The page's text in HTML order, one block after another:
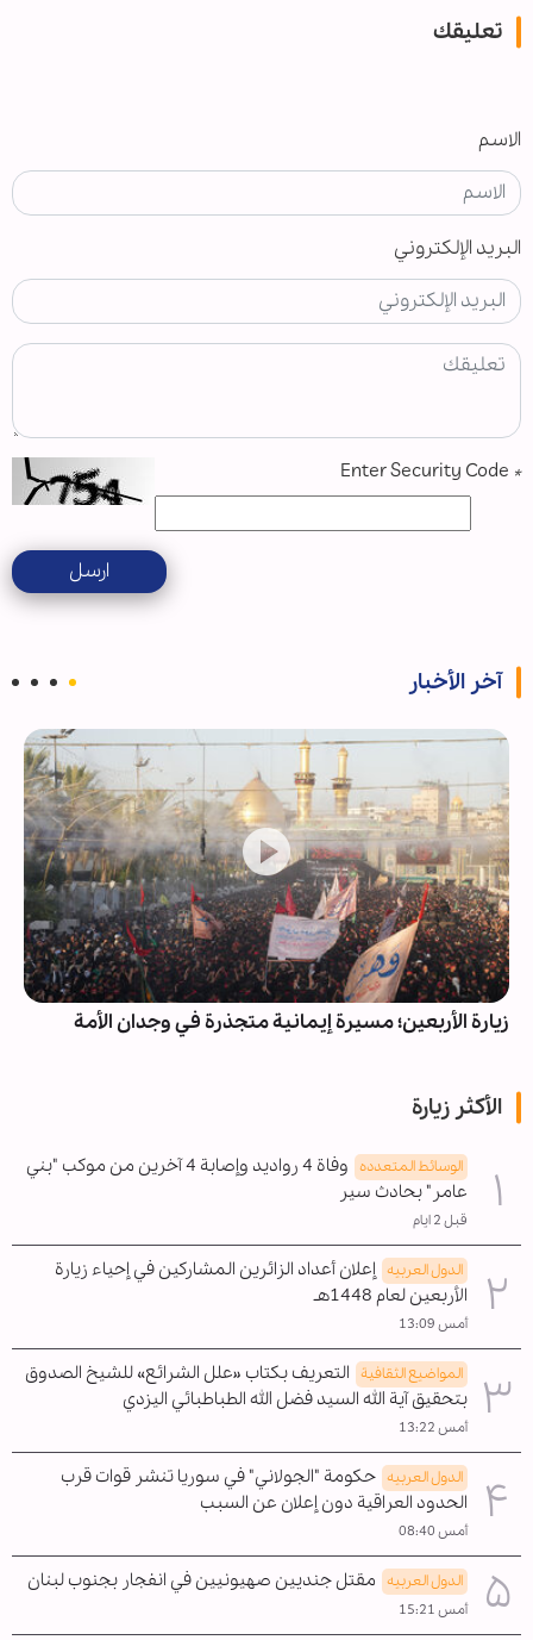
تعليقك
الاسم
البريد الإلكتروني
*
ارسل
آخر الأخبار
زيارة الأربعين؛ مسيرة إيمانية متجذرة في وجدان الأمة
الأكثر زيارة
الوسائط المتعدده
وفاة 4 رواديد وإصابة 4 آخرين من موكب "بني
عامر" بحادث سير
قبل 2 ايام
الدول العربیه إعلان أعداد الزائرين المشاركين في إحياء زيارة
الأربعين لعام 1448هـ
أمس 13:09
المواضیع الثقافية التعريف بكتاب «علل الشرائع» للشيخ الصدوق
بتحقيق آية الله السيد فضل الله الطباطبائي اليزدي
أمس 13:22
الدول العربیه حكومة "الجولاني" في سوريا تنشر قوات قرب
الحدود العراقية دون إعلان عن السبب
أمس 08:40
الدول العربیه مقتل جنديين صهيونيين في انفجار بجنوب لبنان
أمس 15:21